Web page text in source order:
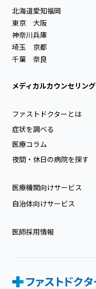
北海道
東京
神奈川
埼玉
千葉
愛知
大阪
兵庫
京都
奈良
福岡
メディカルカウンセリング
ファストドクターとは
症状を調べる
医療コラム
夜間・休日の病院を探す
医療機関向けサービス
自治体向けサービス
医師採用情報